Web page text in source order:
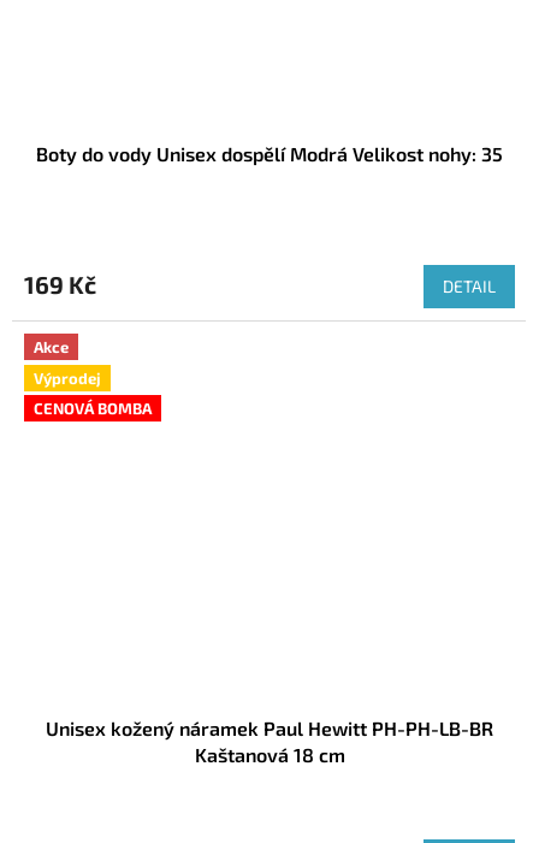
Boty do vody Unisex dospělí Modrá Velikost nohy: 35
169 Kč DETAIL
Akce
Výprodej
CENOVÁ BOMBA
Unisex kožený náramek Paul Hewitt PH-PH-LB-BR
Kaštanová 18 cm